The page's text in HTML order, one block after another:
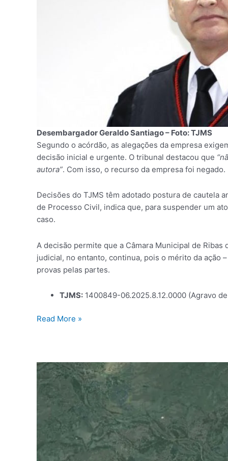
Desembargador Geraldo Santiago – Foto: TJMS
Segundo o acórdão, as alegações da empresa
decisão inicial e urgente. O tribunal destacou que
autora”. Com isso, o recurso da empresa foi negado.
Decisões do TJMS têm adotado postura de cautela
de Processo Civil, indica que, para suspender um
caso.
A decisão permite que a Câmara Municipal de
judicial, no entanto, continua, pois o mérito da ação
provas pelas partes.
TJMS: 1400849-06.2025.8.12.0000 (Agravo
Read More »
TJMS
valida
perícia
por
satélite
ação
de